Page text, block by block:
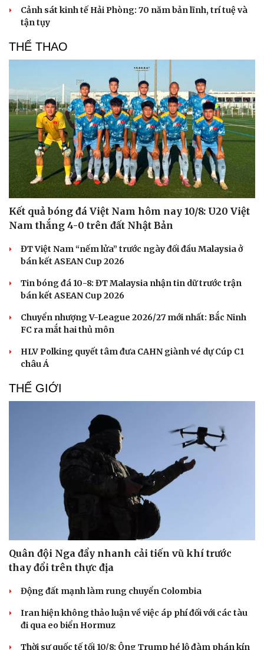
Văn hóa
Sân khấu - Điện ảnh
Văn học
Âm nhạc
Di sản
Nghệ sĩ
Thời trang
Cảnh sát kinh tế Hải Phòng: 70 năm bản lĩnh, trí tuệ và
tận tụy
THỂ THAO
Kết quả bóng đá Việt Nam hôm nay 10/8: U20 Việt
Nam thắng 4-0 trên đất Nhật Bản
ĐT Việt Nam “nếm lửa” trước ngày đối đầu Malaysia ở
bán kết ASEAN Cup 2026
Tin bóng đá 10-8: ĐT Malaysia nhận tin dữ trước trận
bán kết ASEAN Cup 2026
Chuyển nhượng V-League 2026/27 mới nhất: Bắc Ninh
FC ra mắt hai thủ môn
HLV Polking quyết tâm đưa CAHN giành vé dự Cúp C1
châu Á
THẾ GIỚI
Quân đội Nga đẩy nhanh cải tiến vũ khí trước
thay đổi trên thực địa
Động đất mạnh làm rung chuyển Colombia
Iran hiện không thảo luận về việc áp phí đối với các tàu
đi qua eo biển Hormuz
Thời sự quốc tế tối 10/8: Ông Trump hé lộ đàm phán kín